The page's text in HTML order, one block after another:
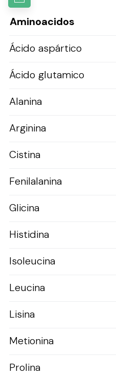
Aminoacidos
Ácido aspártico
Ácido glutamico
Alanina
Arginina
Cistina
Fenilalanina
Glicina
Histidina
Isoleucina
Leucina
Lisina
Metionina
Prolina